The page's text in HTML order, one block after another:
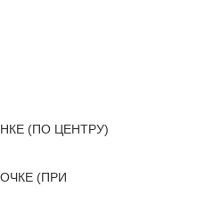
(ПО ЦЕНТРУ)
(ПРИ